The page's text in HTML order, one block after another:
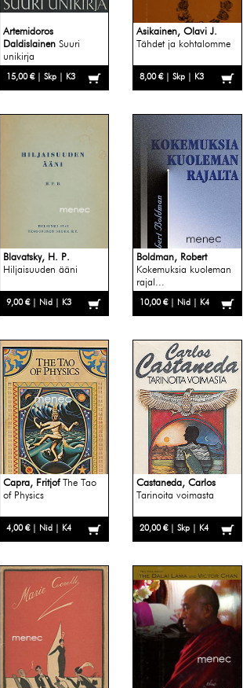
Artemidoros
Daldislainen Suuri
unikirja
15,00 € | Skp | K3
Asikainen, Olavi J.
Tähdet ja kohtalomme
8,00 € | Skp | K3
Blavatsky, H. P.
Hiljaisuuden ääni
9,00 € | Nid | K3
Boldman, Robert
Kokemuksia kuoleman
rajal...
10,00 € | Nid | K4
Capra, Fritjof The Tao
of Physics
4,00 € | Nid | K4
Castaneda, Carlos
Tarinoita voimasta
20,00 € | Skp | K4